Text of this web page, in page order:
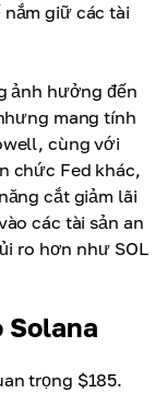
giữ các tài
ảnh hưởng đến
mang tính
cùng với
chức Fed khác,
cắt giảm lãi
các tài sản an
ro hơn như SOL
Solana
trọng $185.